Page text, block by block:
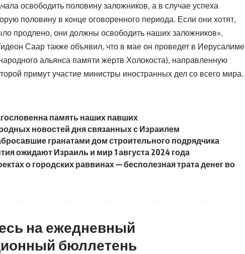
освободить половину заложников, а в случае успеха
половину в конце оговоренного периода. Если они хотят,
продлено, они должны освободить наших заложников».
Саар также объявил, что в мае он проведет в Иерусалиме
альянса памяти жертв Холокоста), направленную
примут участие министры иностранных дел со всего мира.
память наших павших
новостей дня связанных с Израилем
гранатами дом строительного подрядчика
ожидают Израиль и мир 1 августа 2024 года
о городских раввинах — бесполезная трата денег во
на ежедневный
бюллетень